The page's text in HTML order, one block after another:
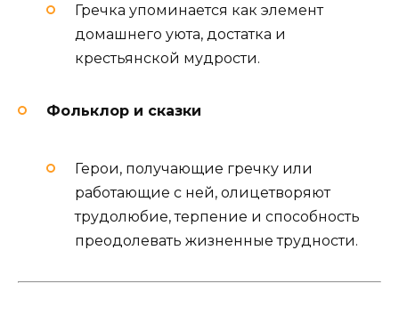
Гречка упоминается как элемент
домашнего уюта, достатка и
крестьянской мудрости.
Фольклор и сказки
Герои, получающие гречку или
работающие с ней, олицетворяют
трудолюбие, терпение и способность
преодолевать жизненные трудности.